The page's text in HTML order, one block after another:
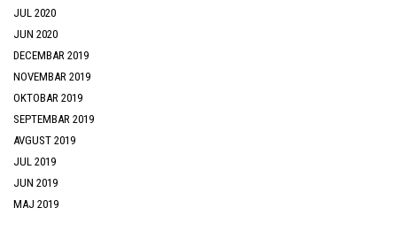
JUL 2020
JUN 2020
DECEMBAR 2019
NOVEMBAR 2019
OKTOBAR 2019
SEPTEMBAR 2019
AVGUST 2019
JUL 2019
JUN 2019
MAJ 2019